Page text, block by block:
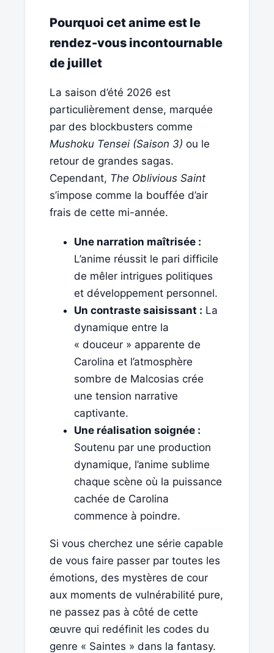
Pourquoi cet anime est le
rendez-vous incontournable
de juillet
La saison d’été 2026 est
particulièrement dense, marquée
par des blockbusters comme
Mushoku Tensei (Saison 3) ou le
retour de grandes sagas.
Cependant, The Oblivious Saint
s’impose comme la bouffée d’air
frais de cette mi-année.
Une narration maîtrisée :
L’anime réussit le pari difficile
de mêler intrigues politiques
et développement personnel.
Un contraste saisissant : La
dynamique entre la
« douceur » apparente de
Carolina et l’atmosphère
sombre de Malcosias crée
une tension narrative
captivante.
Une réalisation soignée :
Soutenu par une production
dynamique, l’anime sublime
chaque scène où la puissance
cachée de Carolina
commence à poindre.
Si vous cherchez une série capable
de vous faire passer par toutes les
émotions, des mystères de cour
aux moments de vulnérabilité pure,
ne passez pas à côté de cette
œuvre qui redéfinit les codes du
genre « Saintes » dans la fantasy.